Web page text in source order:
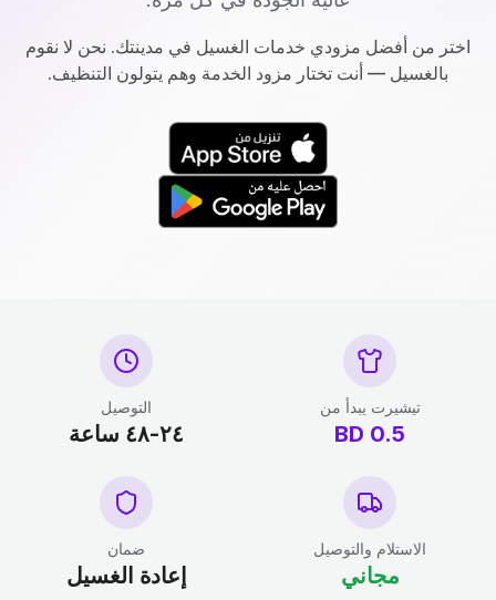
اختر من أفضل مزودي خدمات الغسيل في مدينتك. نحن لا نقوم
بالغسيل — أنت تختار مزود الخدمة وهم يتولون التنظيف.
تيشيرت يبدأ من
0.5
BD
التوصيل
٢٤-٤٨ ساعة
الاستلام والتوصيل
مجاني
ضمان
إعادة الغسيل